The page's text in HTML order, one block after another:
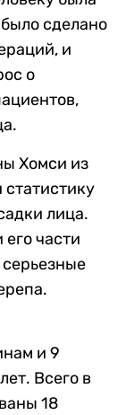
сделано
и
о
Хомси из
лица.
части
и 9
Всего в
18